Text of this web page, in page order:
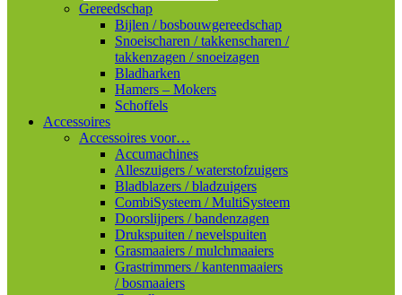
Gereedschap
Bijlen / bosbouwgereedschap
Snoeischaren / takkenscharen /
takkenzagen / snoeizagen
Bladharken
Hamers – Mokers
Schoffels
Accessoires
Accessoires voor…
Accumachines
Alleszuigers / waterstofzuigers
Bladblazers / bladzuigers
CombiSysteem / MultiSysteem
Doorslijpers / bandenzagen
Drukspuiten / nevelspuiten
Grasmaaiers / mulchmaaiers
Grastrimmers / kantenmaaiers
/ bosmaaiers